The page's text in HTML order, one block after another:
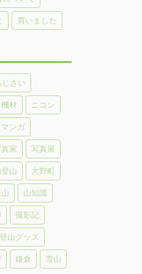
買いました
じさい
材 ニコン
マンガ
家 写真展
山 大野町
山知識
撮影記
登山グッズ
鎌倉 雪山